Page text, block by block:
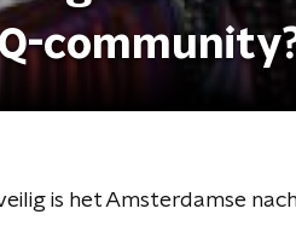
is het Amsterdamse